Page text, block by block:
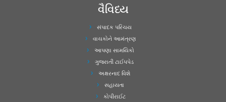
વૈવિધ્ય
સંપાદક પરિચય
વાચકોને આમંત્રણ
આપણા સામયિકો
ગુજરાતી ટાઈપપેડ
અક્ષરનાદ વિશે
સહાયતા
કોપીરાઈટ